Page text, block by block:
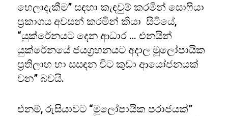
හෙලාදැකීම” සඳහා කැඳවුම් කරමින් සොෆියා
ප්‍රකාශය අවසන් කරමින් කියා සිටියේ,
“යුක්රේනයට දෙන ආධාර … එනයින්
යුක්රේනයේ ජයග්‍රහනයට අදාල මූලෝපායික
ප්‍රතිලාභ හා සසඳන විට කුඩා ආයෝජනයක්
වන” බවයි.
එනම්, රුසියාවට “මූලෝපායික පරාජයක්”